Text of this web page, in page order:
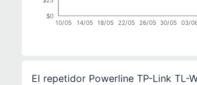
10/05 14/05 18/05 22/05 26/05 30/05 03/
$0
El repetidor Powerline TP-Link